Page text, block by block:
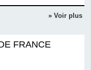
» Voir plus
FRANCE